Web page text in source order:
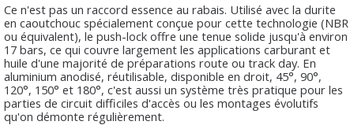
Ce n'est pas un raccord essence au rabais. Utilisé avec la durite
en caoutchouc spécialement conçue pour cette technologie (NBR
ou équivalent), le push-lock offre une tenue solide jusqu'à environ
17 bars, ce qui couvre largement les applications carburant et
huile d'une majorité de préparations route ou track day. En
aluminium anodisé, réutilisable, disponible en droit, 45°, 90°,
120°, 150° et 180°, c'est aussi un système très pratique pour les
parties de circuit difficiles d'accès ou les montages évolutifs
qu'on démonte régulièrement.